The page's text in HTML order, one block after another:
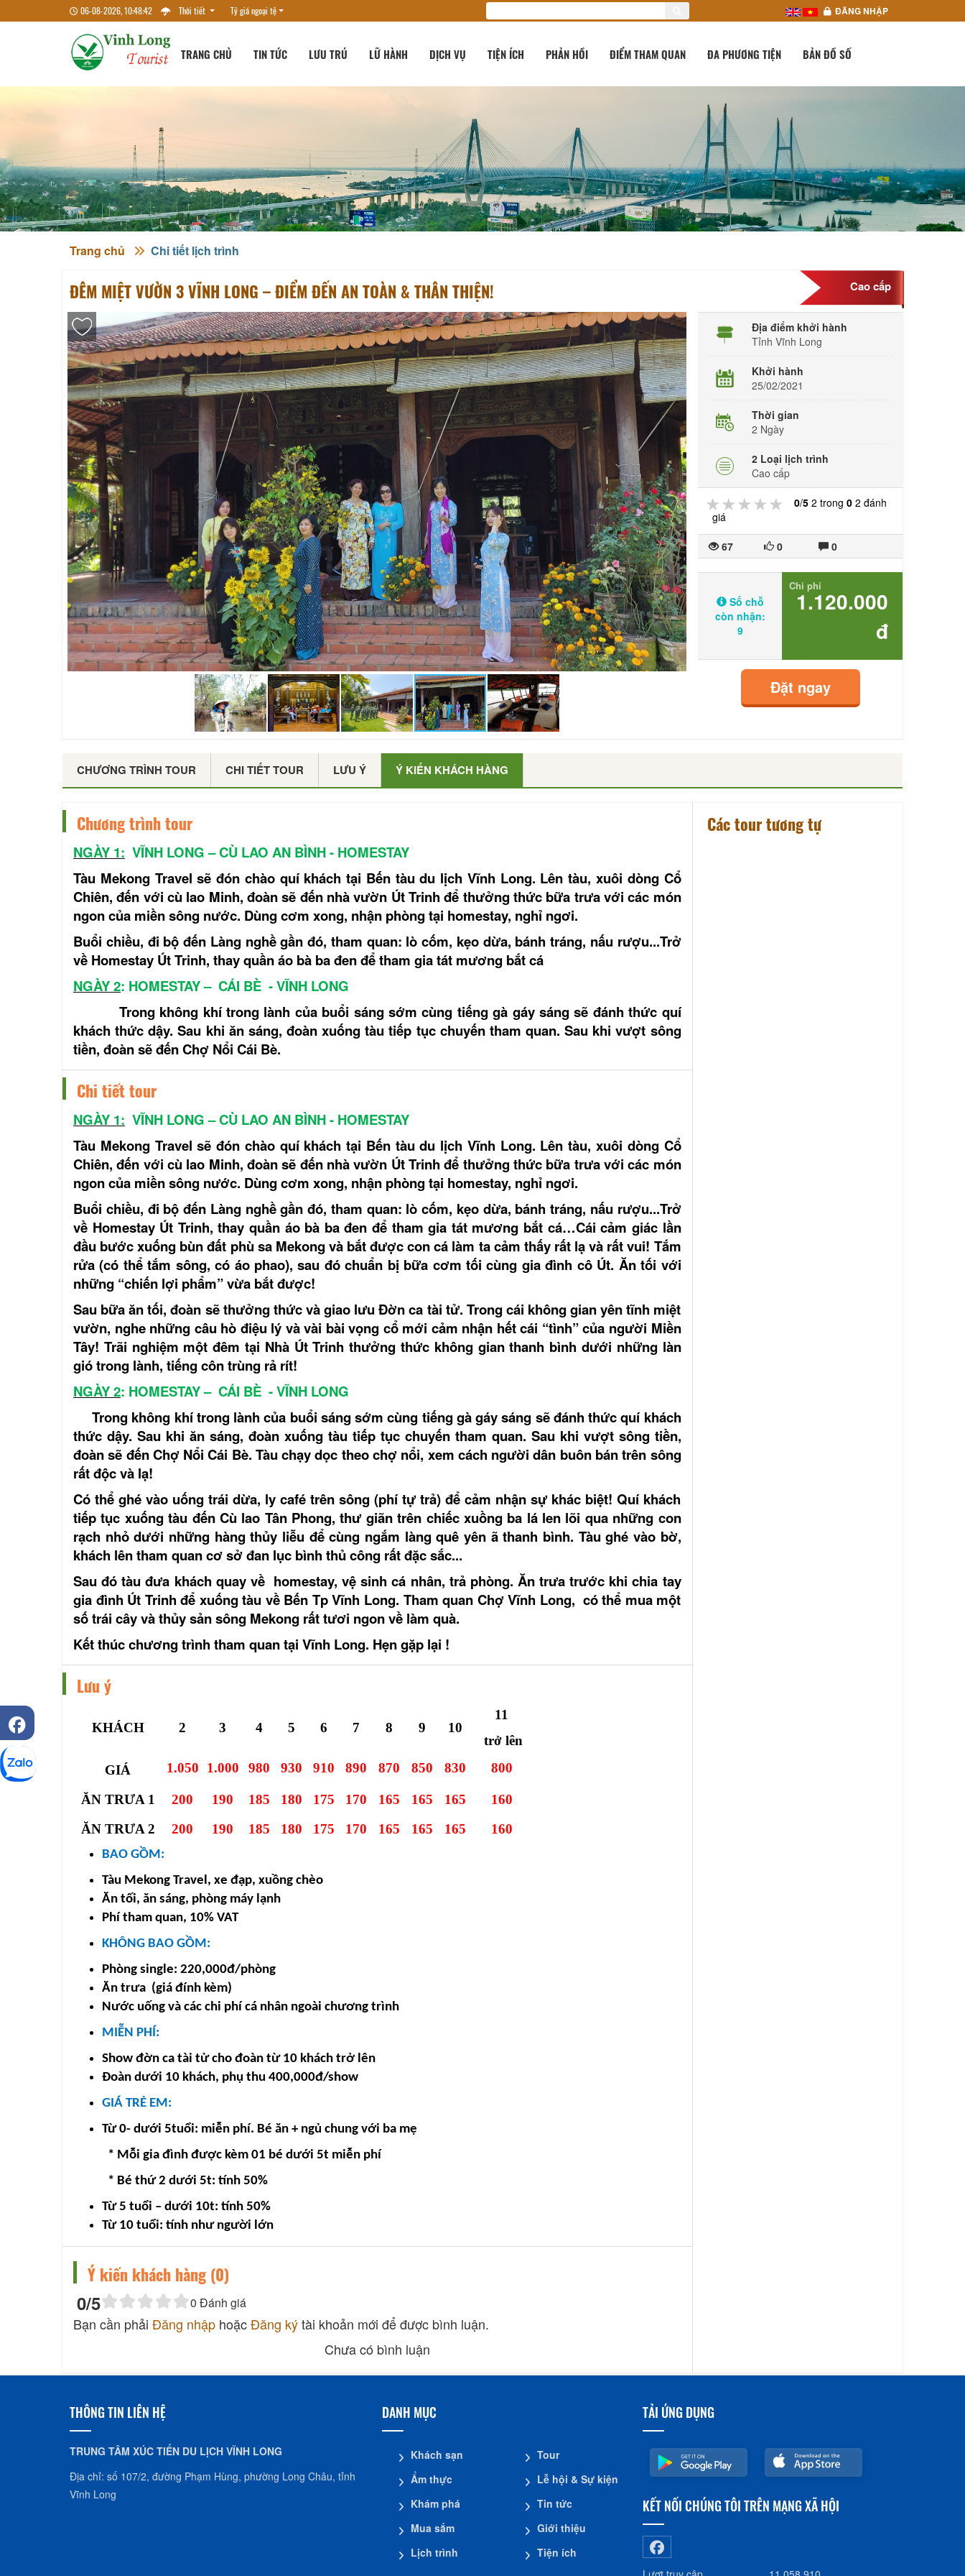
06-08-2026, 10:48:43 Thời tiết Tỷ giá ngoại tệ ĐĂNG NHẬP
TRANG CHỦ TIN TỨC LƯU TRÚ LỮ HÀNH DỊCH VỤ TIỆN ÍCH PHẢN HỒI ĐIỂM THAM QUAN ĐA PHƯƠNG TIỆN BẢN ĐỒ SỐ
Trang chủ Chi tiết lịch trình
ĐÊM MIỆT VƯỜN 3 VĨNH LONG – ĐIỂM ĐẾN AN TOÀN & THÂN THIỆN! Cao cấp
Địa điểm khởi hành
Tỉnh Vĩnh Long
Khởi hành
25/02/2021
Thời gian
2 Ngày
2 Loại lịch trình
Cao cấp
★★★★★
★★★★★
★★★★★ 0/5 2 trong 0 2 đánh
giá
67 0 0
Số chỗ
còn nhận:
9
Chi phí
1.120.000
đ
Đặt ngay
CHƯƠNG TRÌNH TOUR CHI TIẾT TOUR LƯU Ý Ý KIẾN KHÁCH HÀNG
Chương trình tour
NGÀY 1: VĨNH LONG – CÙ LAO AN BÌNH - HOMESTAY
Tàu Mekong Travel sẽ đón chào quí khách tại Bến tàu du lịch Vĩnh Long. Lên tàu, xuôi dòng Cổ
Chiên, đến với cù lao Minh, đoàn sẽ đến nhà vườn Út Trinh để thưởng thức bữa trưa với các món
ngon của miền sông nước. Dùng cơm xong, nhận phòng tại homestay, nghỉ ngơi.
Buổi chiều, đi bộ đến Làng nghề gần đó, tham quan: lò cốm, kẹo dừa, bánh tráng, nấu rượu...Trở
về Homestay Út Trinh, thay quần áo bà ba đen để tham gia tát mương bắt cá
NGÀY 2: HOMESTAY – CÁI BÈ - VĨNH LONG
Trong không khí trong lành của buổi sáng sớm cùng tiếng gà gáy sáng sẽ đánh thức quí
khách thức dậy. Sau khi ăn sáng, đoàn xuống tàu tiếp tục chuyến tham quan. Sau khi vượt sông
tiền, đoàn sẽ đến Chợ Nổi Cái Bè.
Chi tiết tour
NGÀY 1: VĨNH LONG – CÙ LAO AN BÌNH - HOMESTAY
Tàu Mekong Travel sẽ đón chào quí khách tại Bến tàu du lịch Vĩnh Long. Lên tàu, xuôi dòng Cổ
Chiên, đến với cù lao Minh, đoàn sẽ đến nhà vườn Út Trinh để thưởng thức bữa trưa với các món
ngon của miền sông nước. Dùng cơm xong, nhận phòng tại homestay, nghỉ ngơi.
Buổi chiều, đi bộ đến Làng nghề gần đó, tham quan: lò cốm, kẹo dừa, bánh tráng, nấu rượu...Trở
về Homestay Út Trinh, thay quần áo bà ba đen để tham gia tát mương bắt cá…Cái cảm giác lần
đầu bước xuống bùn đất phù sa Mekong và bắt được con cá làm ta cảm thấy rất lạ và rất vui! Tắm
rửa (có thể tắm sông, có áo phao), sau đó chuẩn bị bữa cơm tối cùng gia đình cô Út. Ăn tối với
những “chiến lợi phẩm” vừa bắt được!
Sau bữa ăn tối, đoàn sẽ thưởng thức và giao lưu Đờn ca tài tử. Trong cái không gian yên tĩnh miệt
vườn, nghe những câu hò điệu lý và vài bài vọng cổ mới cảm nhận hết cái “tình” của người Miền
Tây! Trãi nghiệm một đêm tại Nhà Út Trinh thưởng thức không gian thanh bình dưới những làn
gió trong lành, tiếng côn trùng rả rít!
NGÀY 2: HOMESTAY – CÁI BÈ - VĨNH LONG
Trong không khí trong lành của buổi sáng sớm cùng tiếng gà gáy sáng sẽ đánh thức quí khách
thức dậy. Sau khi ăn sáng, đoàn xuống tàu tiếp tục chuyến tham quan. Sau khi vượt sông tiền,
đoàn sẽ đến Chợ Nổi Cái Bè. Tàu chạy dọc theo chợ nổi, xem cách người dân buôn bán trên sông
rất độc và lạ!
Có thể ghé vào uống trái dừa, ly café trên sông (phí tự trả) để cảm nhận sự khác biệt! Quí khách
tiếp tục xuống tàu đến Cù lao Tân Phong, thư giãn trên chiếc xuồng ba lá len lõi qua những con
rạch nhỏ dưới những hàng thủy liễu để cùng ngắm làng quê yên ã thanh bình. Tàughé vào bờ,
khách lên tham quan cơ sở đan lục bình thủ công rất đặc sắc...
Sau đó tàu đưa khách quay về homestay, vệ sinh cá nhân, trả phòng. Ăn trưa trước khi chia tay
gia đình Út Trinh để xuống tàu về Bến Tp Vĩnh Long. Tham quan Chợ Vĩnh Long, có thể mua một
số trái cây và thủy sản sông Mekong rất tươi ngon về làm quà.
Kết thúc chương trình tham quan tại Vĩnh Long. Hẹn gặp lại !
Lưu ý
KHÁCH 2 3 4 5 6 7 8 9 10
11
trở lên
GIÁ
1.050 1.000 980 930 910 890 870 850 830 800
ĂN TRƯA 1 200 190 185 180 175 170 165 165 165
160
ĂN TRƯA 2
200 190 185 180 175 170 165 165 165 160
BAO GỒM:
Tàu Mekong Travel, xe đạp, xuồng chèo
Ăn tối, ăn sáng, phòng máy lạnh
Phí tham quan, 10% VAT
KHÔNG BAO GỒM:
Phòng single: 220,000đ/phòng
Ăn trưa (giá đính kèm)
Nước uống và các chi phí cá nhân ngoài chương trình
MIỄN PHÍ:
Show đờn ca tài tử cho đoàn từ 10 khách trở lên
Đoàn dưới 10 khách, phụ thu 400,000đ/show
GIÁ TRẺ EM:
Từ 0- dưới 5tuổi: miễn phí. Bé ăn + ngủ chung với ba mẹ
* Mỗi gia đình được kèm 01 bé dưới 5t miễn phí
* Bé thứ 2 dưới 5t: tính 50%
Từ 5 tuổi – dưới 10t: tính 50%
Từ 10 tuổi: tính như người lớn
Ý kiến khách hàng (0)
0/5 0 Đánh giá
Bạn cần phải Đăng nhập hoặcĐăng kýtài khoản mới để được bình luận.
Chưa có bình luận
Các tour tương tự
THÔNG TIN LIÊN HỆ
TRUNG TÂM XÚC TIẾN DU LỊCH VĨNH LONG
Địa chỉ: số 107/2, đường Phạm Hùng, phường Long Châu, tỉnh
Vĩnh Long
DANH MỤC
Khách sạn
Ẩm thực
Khám phá
Mua sắm
Lịch trình
Tour
Lễ hội & Sự kiện
Tin tức
Giới thiệu
Tiện ích
TẢI ỨNG DỤNG
KẾT NỐI CHÚNG TÔI TRÊN MẠNG XÃ HỘI